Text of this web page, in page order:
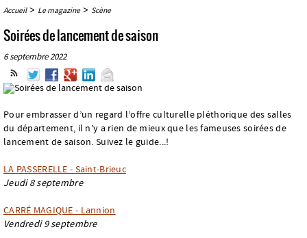
Accueil> Le magazine> Scène
Soirées de lancement de saison
6 septembre 2022
Pour embrasser d’un regard l’offre culturelle pléthorique des salles
du département, il n’y a rien de mieux que les fameuses soirées de
lancement de saison. Suivez le guide...!
LA PASSERELLE - Saint-Brieuc
Jeudi 8 septembre
CARRÉ MAGIQUE - Lannion
Vendredi 9 septembre